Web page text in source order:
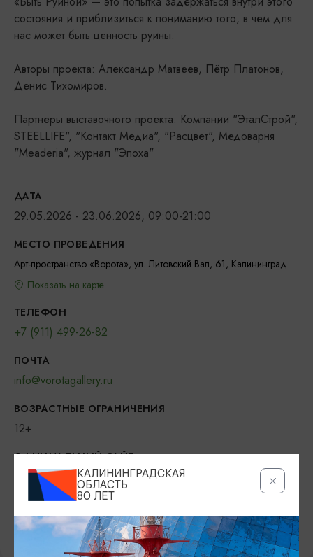
состояния и приблизиться к пониманию того, в чём для
нас может быть ценность руины.
Авторы проекта: Александр Матвеев, Пётр Платонов,
Денис Тихомиров.
Партнеры выставочного проекта: Компании "ЭталСтрой",
STEELLIFE", "Контакт Медиа", "Расцвет", Медоварня
"Meaderia", журнал "Эпоха"
ДАТА
29.05.2026 - 23.06.2026, 09:00-21:00
МЕСТО ПРОВЕДЕНИЯ
Арт-пространство «Ворота», ул. Литовский Вал, 61, Калининград
Показать на карте
ТЕЛЕФОН
+7 (911) 499-26-82
ПОЧТА
info@vorotagallery.ru
ВОЗРАСТНЫЕ ОГРАНИЧЕНИЯ
12+
ОФИЦИАЛЬНЫЙ САЙТ
https://vorotagallery.ru/
ВКОНТАКТЕ
https://vk.com/vorotagallery
КАЛИНИНГРАДСКАЯ
ОБЛАСТЬ
80 ЛЕТ